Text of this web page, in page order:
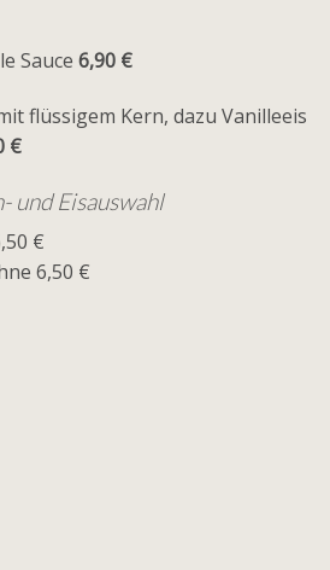
Sauce 6,90 €
flüssigem Kern, dazu Vanilleeis
€
und Eisauswahl
€
6,50 €